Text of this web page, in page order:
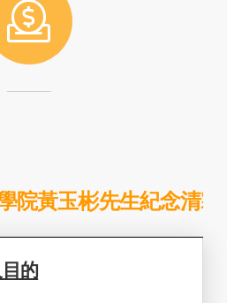
院黃玉彬先生紀念清
的